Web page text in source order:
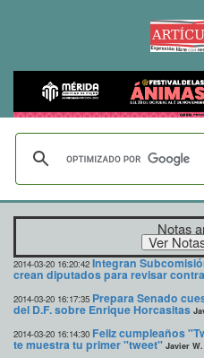
Notas
2014-03-20 16:20:42 Integran
crean diputados para revisar
2014-03-20 16:17:35 Prepara Senado
del D.F. sobre Enrique Horcasitas
2014-03-20 16:14:30 Feliz cumpleaños
te muestra tu primer "tweet" Javier